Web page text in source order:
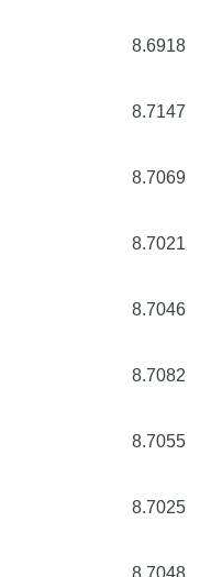
8.6918
8.7147
8.7069
8.7021
8.7046
8.7082
8.7055
8.7025
8.7048